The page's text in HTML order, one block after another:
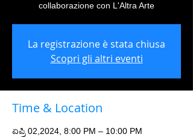
collaborazione con L'Altra Arte
La registrazione è stata chiusa
Scopri gli altri eventi
Time & Location
ಏಪ್ರಿ 02,2024, 8:00 PM – 10:00 PM